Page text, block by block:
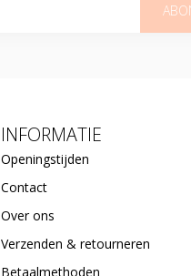
INFORMATIE
Openingstijden
Contact
Over ons
Verzenden & retourneren
Betaalmethoden